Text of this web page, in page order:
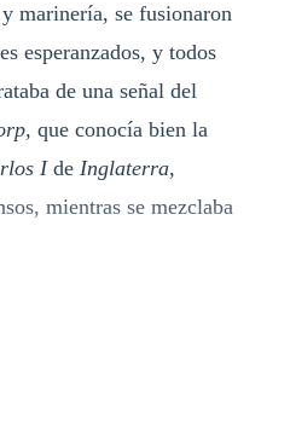
marinería, se fusionaron
esperanzados, y todos
de una señal del
que conocía bien la
Ide Inglaterra,
mientras se mezclaba